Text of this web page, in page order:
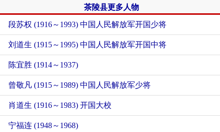
茶陵县更多人物
段苏权 (1916～1993) 中国人民解放军开国少将
刘道生 (1915～1995) 中国人民解放军开国中将
陈宜胜 (1914～1937)
曾敬凡 (1915～1989) 中国人民解放军少将
肖道生 (1916～1983) 开国大校
宁福连 (1948～1968)